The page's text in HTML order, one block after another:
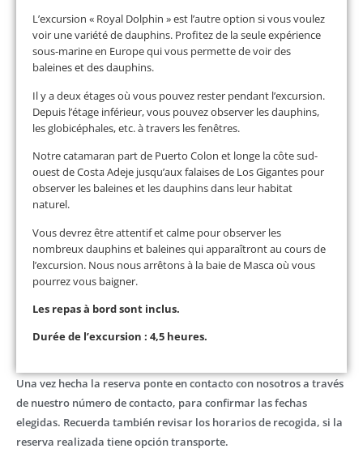
L’excursion « Royal Dolphin » est l’autre option si vous voulez
voir une variété de dauphins. Profitez de la seule expérience
sous-marine en Europe qui vous permette de voir des
baleines et des dauphins.
Il y a deux étages où vous pouvez rester pendant l’excursion.
Depuis l’étage inférieur, vous pouvez observer les dauphins,
les globicéphales, etc. à travers les fenêtres.
Notre catamaran part de Puerto Colon et longe la côte sud-
ouest de Costa Adeje jusqu’aux falaises de Los Gigantes pour
observer les baleines et les dauphins dans leur habitat
naturel.
Vous devrez être attentif et calme pour observer les
nombreux dauphins et baleines qui apparaîtront au cours de
l’excursion. Nous nous arrêtons à la baie de Masca où vous
pourrez vous baigner.
Les repas à bord sont inclus.
Durée de l’excursion : 4,5 heures.
Una vez hecha la reserva ponte en contacto con nosotros a través
de nuestro número de contacto, para confirmar las fechas
elegidas. Recuerda también revisar los horarios de recogida, si la
reserva realizada tiene opción transporte.